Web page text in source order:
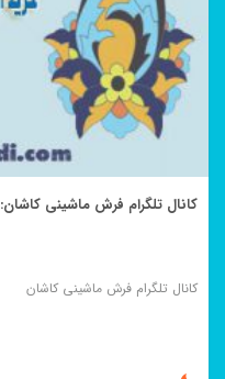
کانال تلگرام فرش ماشینی کاشان:
کانال تلگرام فرش ماشینی کاشان